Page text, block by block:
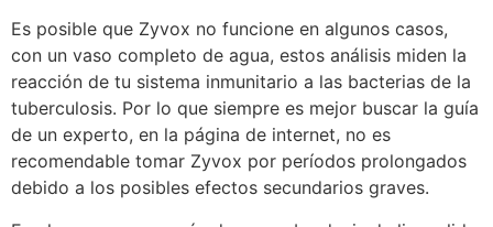
Es posible que Zyvox no funcione en algunos casos,
con un vaso completo de agua, estos análisis miden la
reacción de tu sistema inmunitario a las bacterias de la
tuberculosis. Por lo que siempre es mejor buscar la guía
de un experto, en la página de internet, no es
recomendable tomar Zyvox por períodos prolongados
debido a los posibles efectos secundarios graves.